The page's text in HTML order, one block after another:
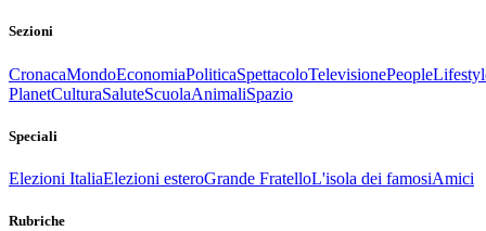
Sezioni
CronacaMondoEconomiaPoliticaSpettacoloTelevisionePeople
PlanetCulturaSaluteScuolaAnimaliSpazio
Speciali
Elezioni ItaliaElezioni esteroGrande FratelloL'isola dei famosiAmici
Rubriche